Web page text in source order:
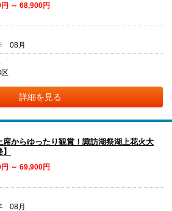
～ 68,900円
08月
詳細を見る
席からゆったり観賞！諏訪湖祭湖上花火大
～ 69,900円
08月